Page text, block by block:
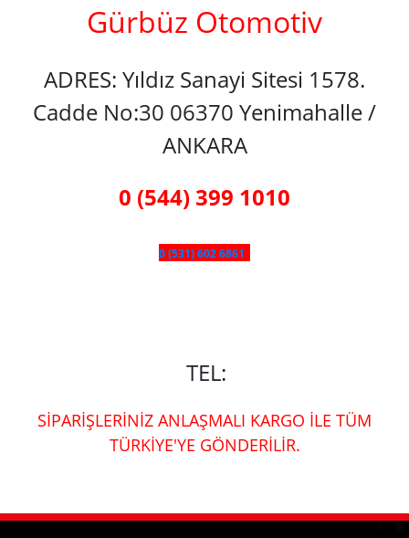
Gürbüz Otomotiv
ADRES: Yıldız Sanayi Sitesi 1578.
Cadde No:30 06370 Yenimahalle /
ANKARA
0 (544) 399 1010
0 (531) 602 6861
TEL:
SİPARİŞLERİNİZ ANLAŞMALI KARGO İLE TÜM
TÜRKİYE'YE GÖNDERİLİR.